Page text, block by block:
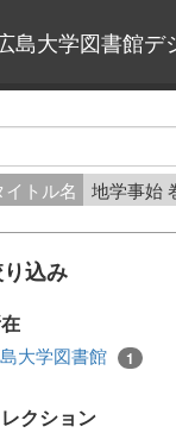
島大学図書館デ
イトル名 地学事始
込み
大学図書館 1
クション